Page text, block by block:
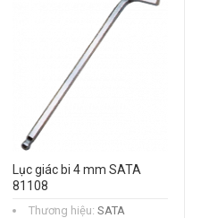
Lục giác bi 4 mm SATA
81108
Thương hiệu: SATA